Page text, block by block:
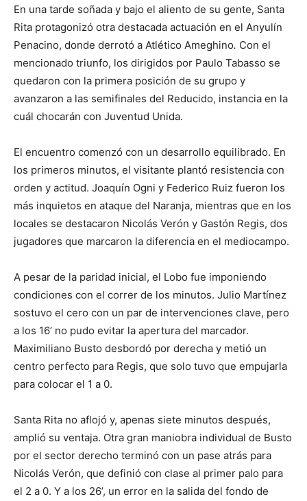
En una tarde soñada y bajo el aliento de su gente, Santa
Rita protagonizó otra destacada actuación en el Anyulín
Penacino, donde derrotó a Atlético Ameghino. Con el
mencionado triunfo, los dirigidos por Paulo Tabasso se
quedaron con la primera posición de su grupo y
avanzaron a las semifinales del Reducido, instancia en la
cuál chocarán con Juventud Unida.
El encuentro comenzó con un desarrollo equilibrado. En
los primeros minutos, el visitante plantó resistencia con
orden y actitud. Joaquín Ogni y Federico Ruiz fueron los
más inquietos en ataque del Naranja, mientras que en los
locales se destacaron Nicolás Verón y Gastón Regis, dos
jugadores que marcaron la diferencia en el mediocampo.
A pesar de la paridad inicial, el Lobo fue imponiendo
condiciones con el correr de los minutos. Julio Martínez
sostuvo el cero con un par de intervenciones clave, pero
a los 16’ no pudo evitar la apertura del marcador.
Maximiliano Busto desbordó por derecha y metió un
centro perfecto para Regis, que solo tuvo que empujarla
para colocar el 1 a 0.
Santa Rita no aflojó y, apenas siete minutos después,
amplió su ventaja. Otra gran maniobra individual de Busto
por el sector derecho terminó con un pase atrás para
Nicolás Verón, que definió con clase al primer palo para
el 2 a 0. Y a los 26’, un error en la salida del fondo de